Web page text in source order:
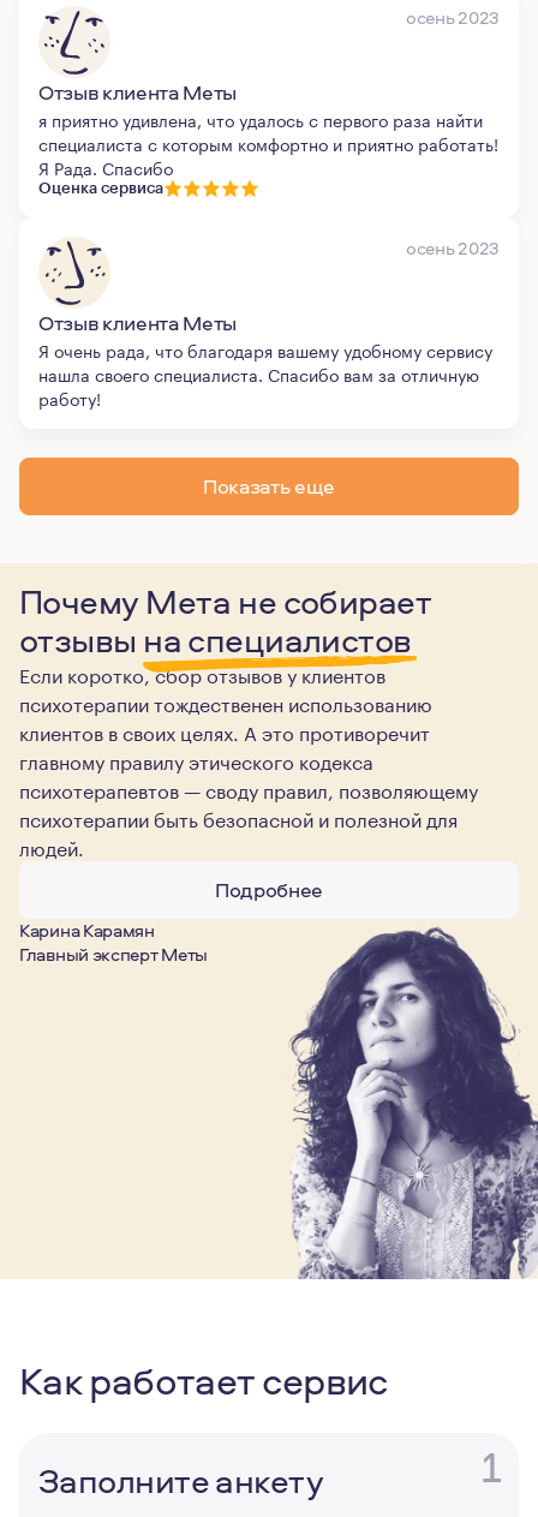
осень 2023
Отзыв клиента Меты
я приятно удивлена, что удалось с первого раза найти
специалиста с которым комфортно и приятно работать!
Я Рада. Спасибо
Оценка сервиса
осень 2023
Отзыв клиента Меты
Я очень рада, что благодаря вашему удобному сервису
нашла своего специалиста. Спасибо вам за отличную
работу!
Показать еще
Почему Мета не собирает
отзывы на специалистов
Если коротко, сбор отзывов у клиентов
психотерапии тождественен использованию
клиентов в своих целях. А это противоречит
главному правилу этического кодекса
психотерапевтов — своду правил, позволяющему
психотерапии быть безопасной и полезной для
людей.
Подробнее
Карина Карамян
Главный эксперт Меты
Как работает сервис
1
Заполните анкету